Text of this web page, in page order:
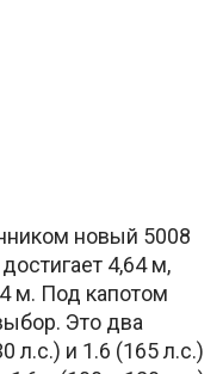
новый 5008
4,64 м,
м. Под капотом
Это два
л.с.) и 1.6 (165 л.с.)